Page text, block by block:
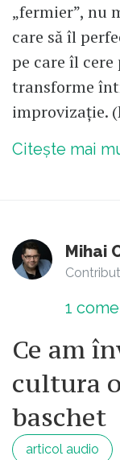
„fermier”, nu
care să îl
pe care îl
transforme
improvizație.
Citește mai
Mihai
1
Ce am
cultura
baschet
articol audio